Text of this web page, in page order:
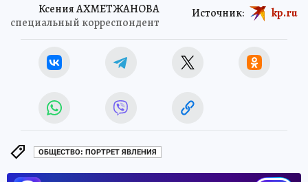
Ксения АХМЕТЖАНОВА
специальный корреспондент
Источник: kp.ru
ОБЩЕСТВО: ПОРТРЕТ ЯВЛЕНИЯ